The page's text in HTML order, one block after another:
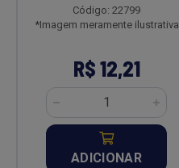
Código: 22799
*Imagem meramente ilustrativa
R$ 12,21
ADICIONAR